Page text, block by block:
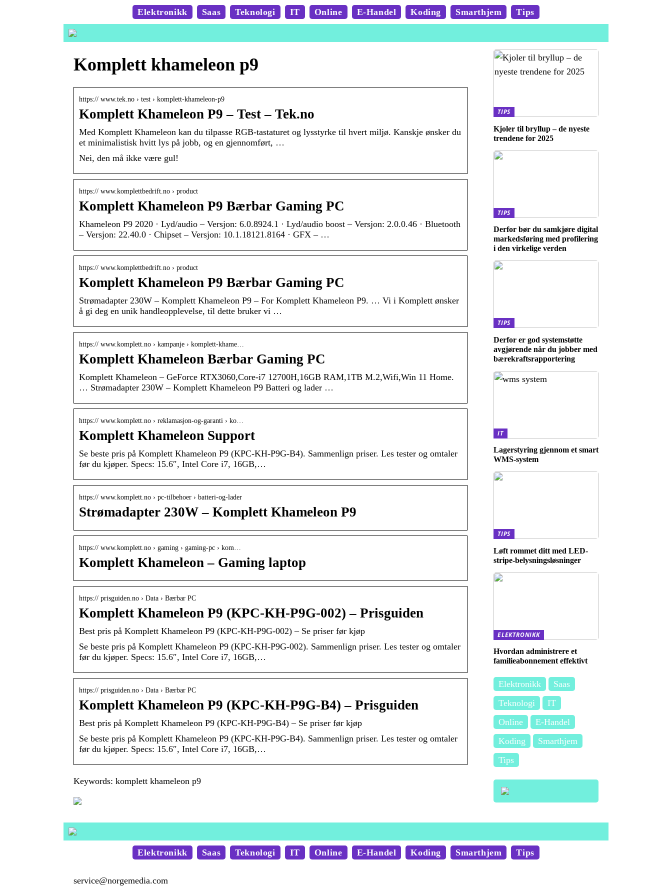
Elektronikk Saas Teknologi IT Online E-Handel Koding Smarthjem Tips
Komplett khameleon p9
https:// www.tek.no › test › komplett-khameleon-p9
Komplett Khameleon P9 – Test – Tek.no
Med Komplett Khameleon kan du tilpasse RGB-tastaturet og lysstyrke til hvert miljø. Kanskje ønsker du
et minimalistisk hvitt lys på jobb, og en gjennomført, …
Nei, den må ikke være gul!
https:// www.komplettbedrift.no › product
Komplett Khameleon P9 Bærbar Gaming PC
Khameleon P9 2020 · Lyd/audio – Versjon: 6.0.8924.1 · Lyd/audio boost – Versjon: 2.0.0.46 · Bluetooth
– Versjon: 22.40.0 · Chipset – Versjon: 10.1.18121.8164 · GFX – …
https:// www.komplettbedrift.no › product
Komplett Khameleon P9 Bærbar Gaming PC
Strømadapter 230W – Komplett Khameleon P9 – For Komplett Khameleon P9. … Vi i Komplett ønsker
å gi deg en unik handleopplevelse, til dette bruker vi …
https:// www.komplett.no › kampanje › komplett-khame…
Komplett Khameleon Bærbar Gaming PC
Komplett Khameleon – GeForce RTX3060,Core-i7 12700H,16GB RAM,1TB M.2,Wifi,Win 11 Home.
… Strømadapter 230W – Komplett Khameleon P9 Batteri og lader …
https:// www.komplett.no › reklamasjon-og-garanti › ko…
Komplett Khameleon Support
Se beste pris på Komplett Khameleon P9 (KPC-KH-P9G-B4). Sammenlign priser. Les tester og omtaler
før du kjøper. Specs: 15.6″, Intel Core i7, 16GB,…
https:// www.komplett.no › pc-tilbehoer › batteri-og-lader
Strømadapter 230W – Komplett Khameleon P9
https:// www.komplett.no › gaming › gaming-pc › kom…
Komplett Khameleon – Gaming laptop
https:// prisguiden.no › Data › Bærbar PC
Komplett Khameleon P9 (KPC-KH-P9G-002) – Prisguiden
Best pris på Komplett Khameleon P9 (KPC-KH-P9G-002) – Se priser før kjøp
Se beste pris på Komplett Khameleon P9 (KPC-KH-P9G-002). Sammenlign priser. Les tester og omtaler
før du kjøper. Specs: 15.6″, Intel Core i7, 16GB,…
https:// prisguiden.no › Data › Bærbar PC
Komplett Khameleon P9 (KPC-KH-P9G-B4) – Prisguiden
Best pris på Komplett Khameleon P9 (KPC-KH-P9G-B4) – Se priser før kjøp
Se beste pris på Komplett Khameleon P9 (KPC-KH-P9G-B4). Sammenlign priser. Les tester og omtaler
før du kjøper. Specs: 15.6″, Intel Core i7, 16GB,…
Keywords: komplett khameleon p9
TIPS
Kjoler til bryllup – de nyeste
trendene for 2025
TIPS
Derfor bør du samkjøre digital
markedsføring med profilering
i den virkelige verden
TIPS
Derfor er god systemstøtte
avgjørende når du jobber med
bærekraftsrapportering
IT
Lagerstyring gjennom et smart
WMS-system
TIPS
Løft rommet ditt med LED-
stripe-belysningsløsninger
ELEKTRONIKK
Hvordan administrere et
familieabonnement effektivt
Elektronikk
Saas
Teknologi
IT
Online
E-Handel
Koding
Smarthjem
Tips
Elektronikk Saas Teknologi IT Online E-Handel Koding Smarthjem Tips
service@norgemedia.com